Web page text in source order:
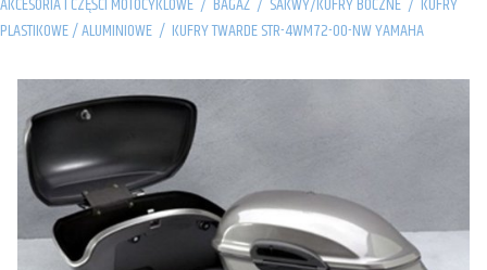
PLASTIKOWE / ALUMINIOWE / KUFRY TWARDE STR-4WM72-00-NW YAMAHA